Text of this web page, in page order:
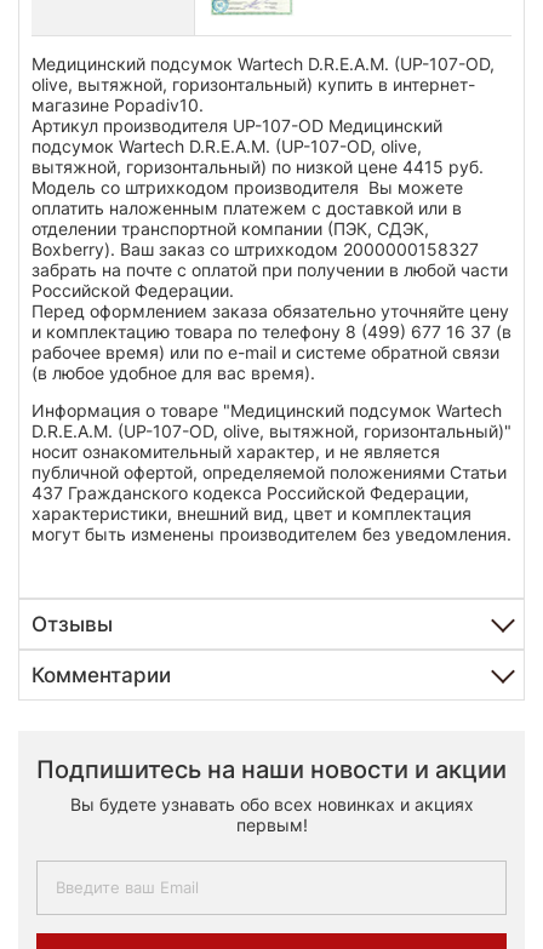
Медицинский подсумок Wartech D.R.E.A.M. (UP-107-OD,
olive, вытяжной, горизонтальный) купить в интернет-
магазине Popadiv10.
Артикул производителя UP-107-OD Медицинский
подсумок Wartech D.R.E.A.M. (UP-107-OD, olive,
вытяжной, горизонтальный) по низкой цене 4415 руб.
Модель со штрихкодом производителя Вы можете
оплатить наложенным платежем с доставкой или в
отделении транспортной компании (ПЭК, СДЭК,
Boxberry). Ваш заказ со штрихкодом 2000000158327
забрать на почте с оплатой при получении в любой части
Российской Федерации.
Перед оформлением заказа обязательно уточняйте цену
и комплектацию товара по телефону 8 (499) 677 16 37 (в
рабочее время) или по e-mail и системе обратной связи
(в любое удобное для вас время).
Информация о товаре "Медицинский подсумок Wartech
D.R.E.A.M. (UP-107-OD, olive, вытяжной, горизонтальный)"
носит ознакомительный характер, и не является
публичной офертой, определяемой положениями Статьи
437 Гражданского кодекса Российской Федерации,
характеристики, внешний вид, цвет и комплектация
могут быть изменены производителем без уведомления.
Отзывы
Комментарии
Подпишитесь на наши новости и акции
Вы будете узнавать обо всех новинках и акциях
первым!